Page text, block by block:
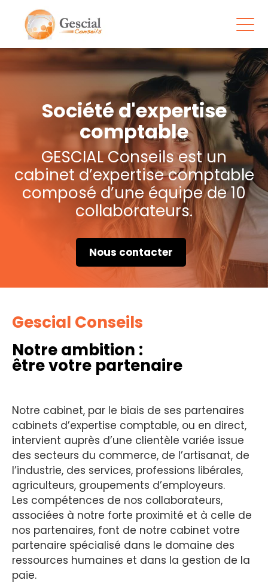
Société d'expertise
comptable
GESCIAL Conseils est un
cabinet d’expertise comptable
composé d’une équipe de 10
collaborateurs.
Nous contacter
Gescial Conseils
Notre ambition :
être votre partenaire
Notre cabinet, par le biais de ses partenaires
cabinets d’expertise comptable, ou en direct,
intervient auprès d’une clientèle variée issue
des secteurs du commerce, de l’artisanat, de
l’industrie, des services, professions libérales,
agriculteurs, groupements d’employeurs.
Les compétences de nos collaborateurs,
associées à notre forte proximité et à celle de
nos partenaires, font de notre cabinet votre
partenaire spécialisé dans le domaine des
ressources humaines et dans la gestion de la
paie.